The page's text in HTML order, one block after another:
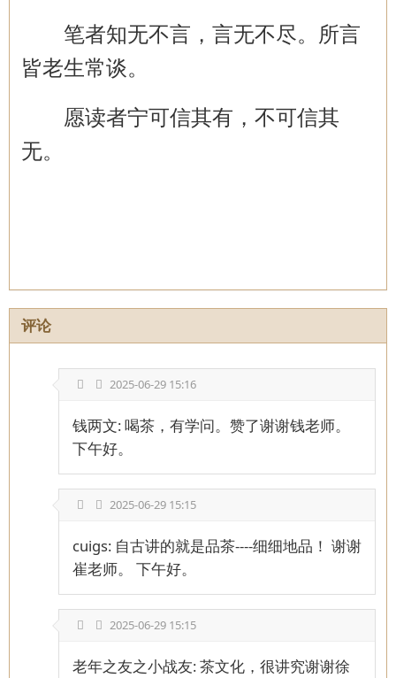
笔者知无不言，言无不尽。所言
皆老生常谈。
愿读者宁可信其有，不可信其
无。
评论
2025-06-29 15:16
钱两文: 喝茶，有学问。赞了谢谢钱老师。
下午好。
2025-06-29 15:15
cuigs: 自古讲的就是品茶----细细地品！ 谢谢
崔老师。 下午好。
2025-06-29 15:15
老年之友之小战友: 茶文化，很讲究谢谢徐